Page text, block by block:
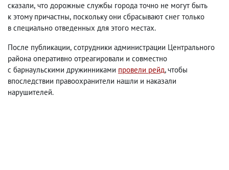
сказали, что дорожные службы города точно не могут быть
к этому причастны, поскольку они сбрасывают снег только
в специально отведенных для этого местах.
После публикации, сотрудники администрации Центрального
района оперативно отреагировали и совместно
с барнаульскими дружинниками провели рейд, чтобы
впоследствии правоохранители нашли и наказали
нарушителей.